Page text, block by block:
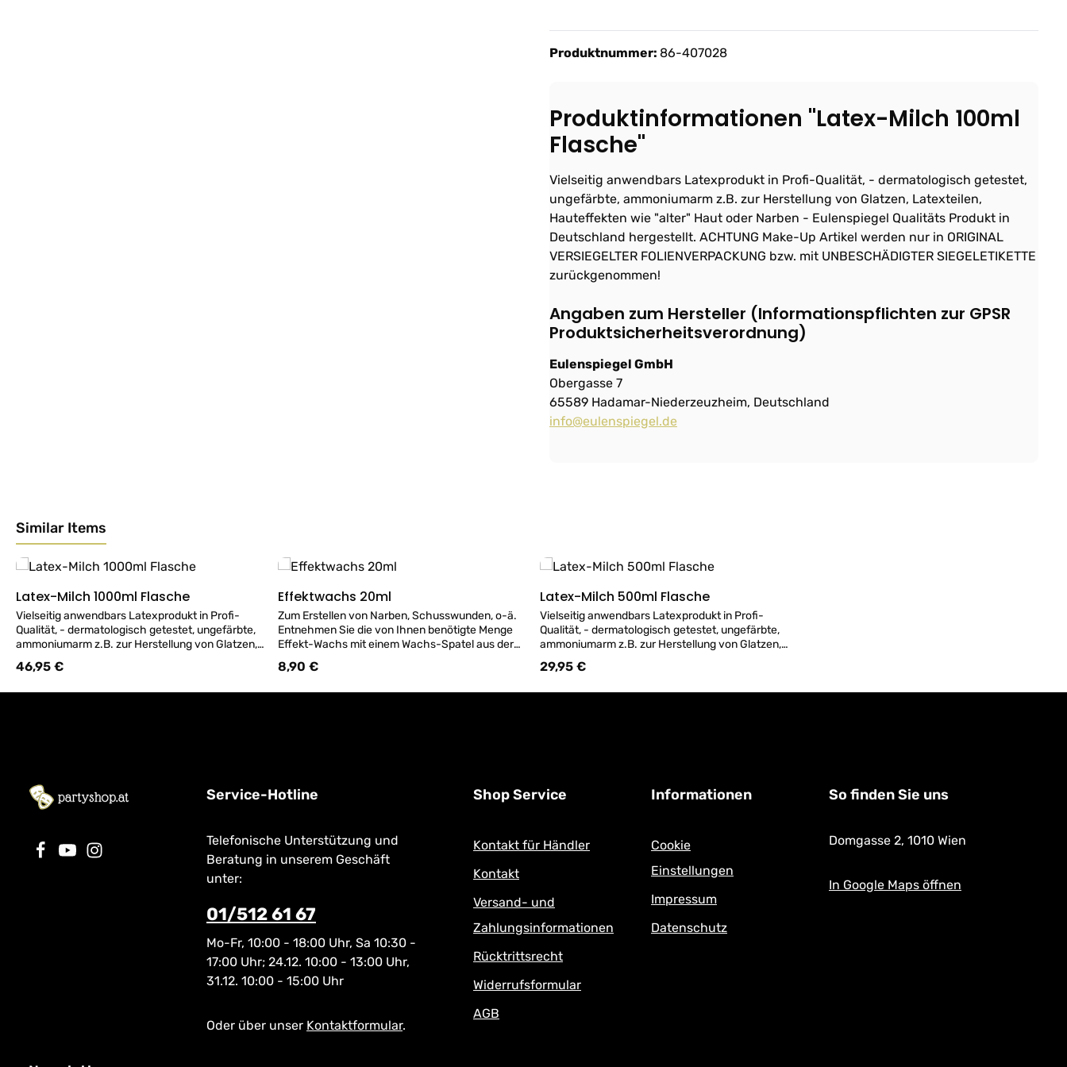
Produktnummer: 86-407028
Produktinformationen "Latex-Milch 100ml
Flasche"
Vielseitig anwendbars Latexprodukt in Profi-Qualität, - dermatologisch getestet,
ungefärbte, ammoniumarm z.B. zur Herstellung von Glatzen, Latexteilen,
Hauteffekten wie "alter" Haut oder Narben - Eulenspiegel Qualitäts Produkt in
Deutschland hergestellt. ACHTUNG Make-Up Artikel werden nur in ORIGINAL
VERSIEGELTER FOLIENVERPACKUNG bzw. mit UNBESCHÄDIGTER SIEGELETIKETTE
zurückgenommen!
Angaben zum Hersteller (Informationspflichten zur GPSR
Produktsicherheitsverordnung)
Eulenspiegel GmbH
Obergasse 7
65589 Hadamar-Niederzeuzheim, Deutschland
info@eulenspiegel.de
Similar Items
Produktgalerie überspringen
Details
Latex-Milch 1000ml Flasche
Vielseitig anwendbars Latexprodukt in Profi-
Qualität, - dermatologisch getestet, ungefärbte,
ammoniumarm z.B. zur Herstellung von Glatzen,
Latexteilen, Hauteffekten wie "alter" Haut oder
Narben - Eulenspiegel Qualitäts Produkt in
Regulärer Preis:
46,95 €
Details
Effektwachs 20ml
Zum Erstellen von Narben, Schusswunden, o-ä.
Entnehmen Sie die von Ihnen benötigte Menge
Effekt-Wachs mit einem Wachs-Spatel aus der
Dose; kneten Sie diese Menge Effekt-Wachs
zwischen Ihren Fingern so lange, bis es weich
Regulärer Preis:
8,90 €
Details
Latex-Milch 500ml Flasche
Vielseitig anwendbars Latexprodukt in Profi-
Qualität, - dermatologisch getestet, ungefärbte,
ammoniumarm z.B. zur Herstellung von Glatzen,
Latexteilen, Hauteffekten wie "alter" Haut oder
Narben - Eulenspiegel Qualitäts Produkt in
Regulärer Preis:
29,95 €
Service-Hotline
Telefonische Unterstützung und
Beratung in unserem Geschäft
unter:
01/512 61 67
Mo-Fr, 10:00 - 18:00 Uhr, Sa 10:30 -
17:00 Uhr; 24.12. 10:00 - 13:00 Uhr,
31.12. 10:00 - 15:00 Uhr
Oder über unser Kontaktformular.
Shop Service
Kontakt für Händler
Kontakt
Versand- und
Zahlungsinformationen
Rücktrittsrecht
Widerrufsformular
AGB
Informationen
Cookie
Einstellungen
Impressum
Datenschutz
So finden Sie uns
Domgasse 2, 1010 Wien
In Google Maps öffnen